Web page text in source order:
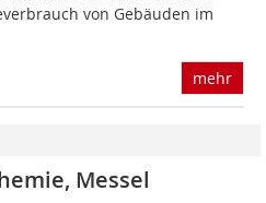
von Gebäuden im
mehr
Messel